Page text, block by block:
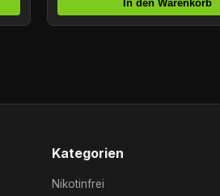
In den Warenkorb
Kategorien
Nikotinfrei